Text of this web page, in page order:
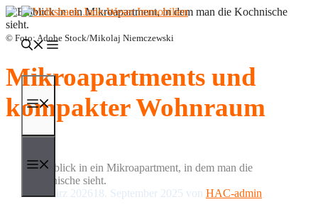
Zum
Inhalt
springen
Menü
Menü
© Foto: Adobe Stock/Mikolaj Niemczewski
Mikroapartments und
kompakter Wohnraum
12. März 2026 18. September 2025 von HAC-admin